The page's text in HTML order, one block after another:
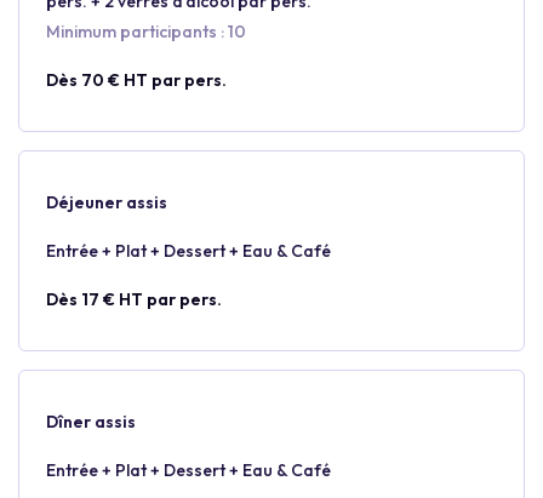
Minimum participants : 10
Dès 70 € HT par pers.
Déjeuner assis
Entrée + Plat + Dessert + Eau & Café
Dès 17 € HT par pers.
Dîner assis
Entrée + Plat + Dessert + Eau & Café